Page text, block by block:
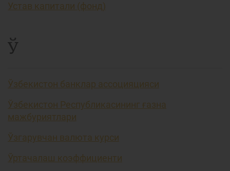
Устав капитали (фонд)
Ў
Ўзбекистон банклар ассоцияцияси
Ўзбекистон Республикасининг ғазна
мажбуриятлари
Ўзгарувчан валюта курси
Ўртачалаш коэффициенти